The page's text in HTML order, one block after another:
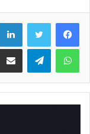
فيسبوك تويتر
واتساب تيلقرام